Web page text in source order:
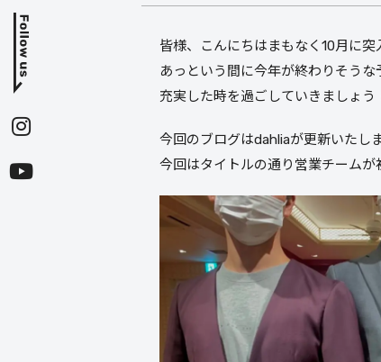
皆様、こんにちはまもなく10月に
あっという間に今年が終わりそう
充実した時を過ごしていきましょう
今回のブログはdahliaが更新いたし
今回はタイトルの通り営業チームが